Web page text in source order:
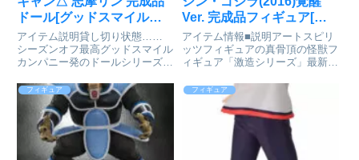
ドール[グッドスマイルカ
ンパニー]が好評発売中
アイテム説明貸し切り状態……
シーズンオフ最高グッドスマイル
カンパニー発のドールシリーズ
ハミング)」にTVアニメーション
「ゆるキャン△」から「志摩リ
ン」のドールが登場です！特徴的
なカラーウィッグ...
Ver. 完成品フィギュア[プ
レックス]が予約受付中
アイテム情報■説明アートスピリ
ッツフィギュアの真骨頂の怪獣フ
ィギュア「激造シリーズ」最新作
ゴジラ(2016)覚醒Ver.」！！こだ
わりの造形で迫力ある表現を施し
皆様に発信する「激造シリー
ズ」。是非、お手元でご...
フィギュア フィギュア